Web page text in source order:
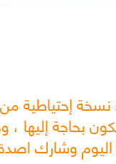
إحتياطية من
بحاجة إليها
وشارك